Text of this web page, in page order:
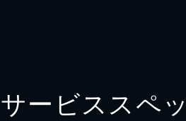
サービススペ